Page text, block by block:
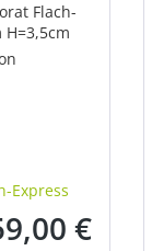
Flach-
H=3,5cm
Express
Preis:
€